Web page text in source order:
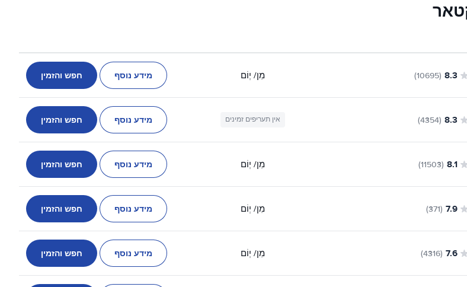
8.3
(10695) מִן/ יְוֹם מידע נוסף חפש והזמין
8.3
(4354) אין תעריפים זמינים מידע נוסף חפש והזמין
8.1
(11503) מִן/ יְוֹם מידע נוסף חפש והזמין
7.9
(371) מִן/ יְוֹם מידע נוסף חפש והזמין
7.6
(4316) מִן/ יְוֹם מידע נוסף חפש והזמין